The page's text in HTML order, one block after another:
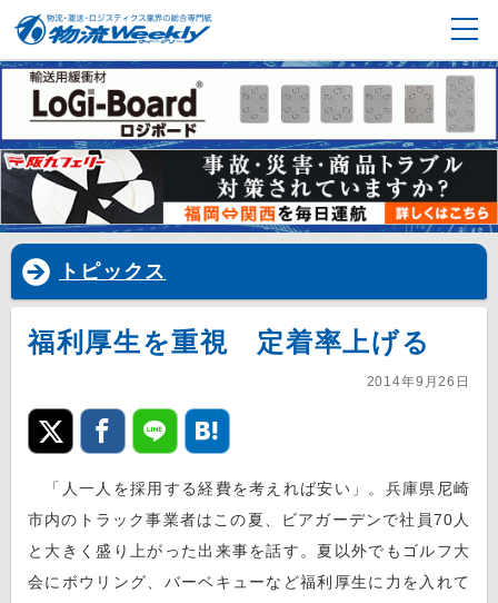
トピックス
福利厚生を重視 定着率上げる
2014年9月26日
「人一人を採用する経費を考えれば安い」。兵庫県尼崎
市内のトラック事業者はこの夏、ビアガーデンで社員70人
と大きく盛り上がった出来事を話す。夏以外でもゴルフ大
会にボウリング、バーベキューなど福利厚生に力を入れて